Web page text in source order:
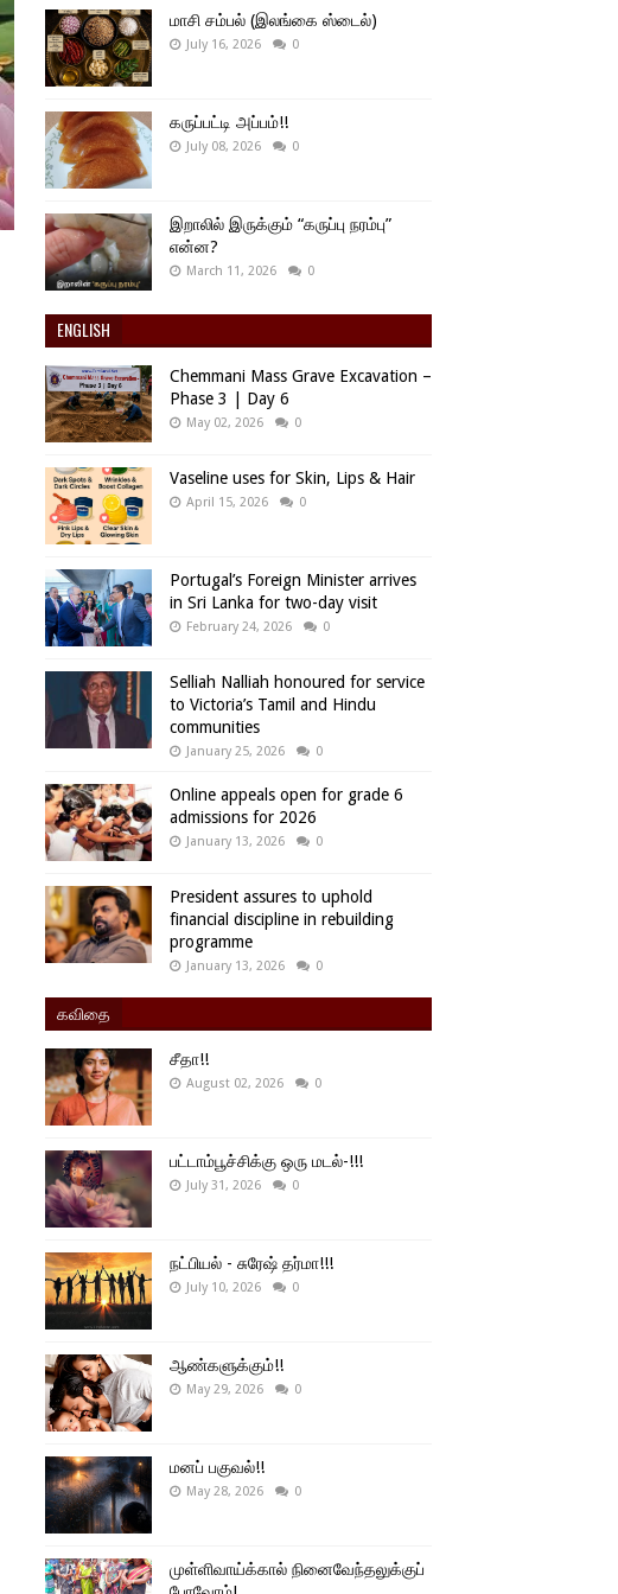
மாசி சம்பல் (இலங்கை ஸ்டைல்)
July 16, 2026 0
கருப்பட்டி அப்பம்!!
July 08, 2026 0
இறாலில் இருக்கும் “கருப்பு நரம்பு”
என்ன?
March 11, 2026 0
ENGLISH
Chemmani Mass Grave Excavation –
Phase 3 | Day 6
May 02, 2026 0
Vaseline uses for Skin, Lips & Hair
April 15, 2026 0
Portugal’s Foreign Minister arrives
in Sri Lanka for two-day visit
February 24, 2026 0
Selliah Nalliah honoured for service
to Victoria’s Tamil and Hindu
communities
January 25, 2026 0
Online appeals open for grade 6
admissions for 2026
January 13, 2026 0
President assures to uphold
financial discipline in rebuilding
programme
January 13, 2026 0
கவிதை
சீதா!!
August 02, 2026 0
பட்டாம்பூச்சிக்கு ஒரு மடல்-!!!
July 31, 2026 0
நட்பியல் - சுரேஷ் தர்மா!!!
July 10, 2026 0
ஆண்களுக்கும்!!
May 29, 2026 0
மனப் பகுவல்!!
May 28, 2026 0
முள்ளிவாய்க்கால் நினைவேந்தலுக்குப்